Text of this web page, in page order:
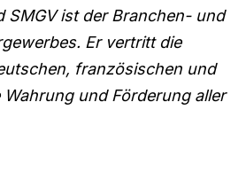
SMGV ist der Branchen- und
Er vertritt die
französischen und
und Förderung aller